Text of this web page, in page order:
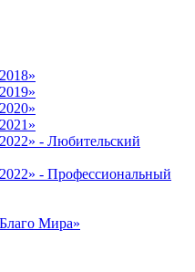
- Любительский
- Профессиональный
Мира»